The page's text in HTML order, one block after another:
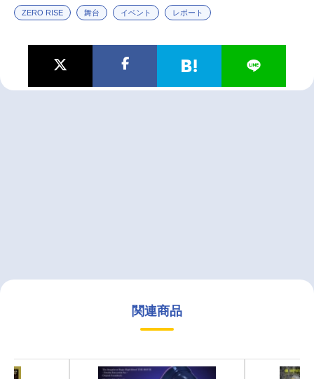
ZERO RISE 舞台 イベント レポート
関連商品